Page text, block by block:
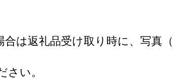
は返礼品受け取り時に、写真
い。